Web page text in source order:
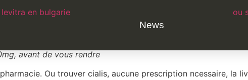
en bulgarie
News
ou
du cialis a winterthur
avant de vous rendre
Ou trouver cialis, aucune prescription ncessaire, la